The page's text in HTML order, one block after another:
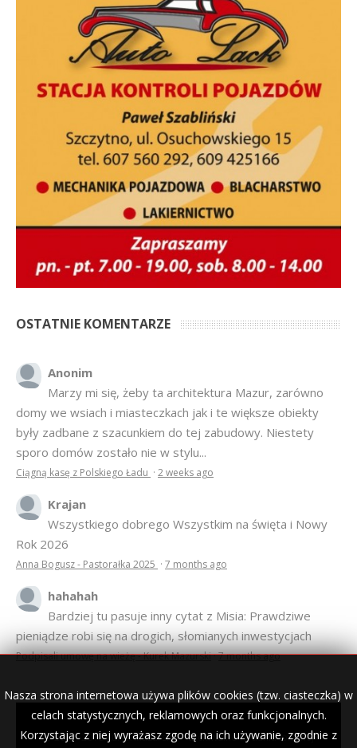
OSTATNIE KOMENTARZE
Anonim
Marzy mi się, żeby ta architektura Mazur, zarówno
domy we wsiach i miasteczkach jak i te większe obiekty
były zadbane z szacunkiem do tej zabudowy. Niestety
sporo domów zostało nie w stylu...
Ciągną kasę z Polskiego Ładu · 2 weeks ago
Krajan
Wszystkiego dobrego Wszystkim na święta i Nowy
Rok 2026
Anna Bogusz - Pastorałka 2025 · 7 months ago
hahahah
Bardziej tu pasuje inny cytat z Misia: Prawdziwe
pieniądze robi się na drogich, słomianych inwestycjach
Podpisali umowę na wieżę - Kurek Mazurski·7 months ago
Nasza strona internetowa używa plików cookies (tzw. ciasteczka) w
celach statystycznych, reklamowych oraz funkcjonalnych.
Korzystając z niej wyrażasz zgodę na ich używanie, zgodnie z
© 2007–2018 Kurek Mazurski — archiwalne wydania lokalnej